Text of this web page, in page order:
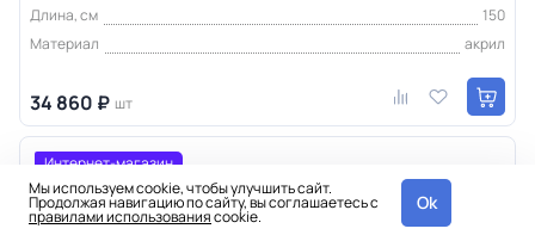
Длина, см
150
Материал
акрил
34 860 ₽ шт
Интернет-магазин
Мы используем cookie, чтобы улучшить сайт.
Продолжая навигацию по сайту, вы соглашаетесь с
правилами использованияcookie.
Ok